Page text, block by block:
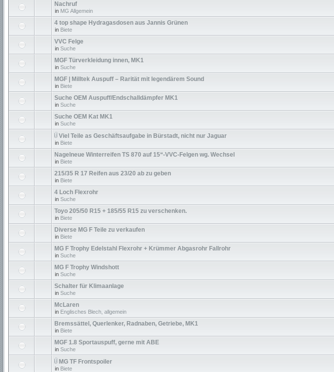
Nachruf
in MG Allgemein
4 top shape Hydragasdosen aus Jannis Grünen
in Biete
VVC Felge
in Suche
MGF Türverkleidung innen, MK1
in Suche
MGF | Milltek Auspuff – Rarität mit legendärem Sound
in Biete
Suche OEM Auspuff/Endschalldämpfer MK1
in Suche
Suche OEM Kat MK1
in Suche
Viel Teile as Geschäftsaufgabe in Bürstadt, nicht nur Jaguar
in Biete
Nagelneue Winterreifen TS 870 auf 15“-VVC-Felgen wg. Wechsel
in Biete
215/35 R 17 Reifen aus 23/20 ab zu geben
in Biete
4 Loch Flexrohr
in Suche
Toyo 205/50 R15 + 185/55 R15 zu verschenken.
in Biete
Diverse MG F Teile zu verkaufen
in Biete
MG F Trophy Edelstahl Flexrohr + Krümmer Abgasrohr Fallrohr
in Suche
MG F Trophy Windshott
in Suche
Schalter für Klimaanlage
in Suche
McLaren
in Englisches Blech, allgemein
Bremssättel, Querlenker, Radnaben, Getriebe, MK1
in Biete
MGF 1.8 Sportauspuff, gerne mit ABE
in Suche
MG TF Frontspoiler
in Biete